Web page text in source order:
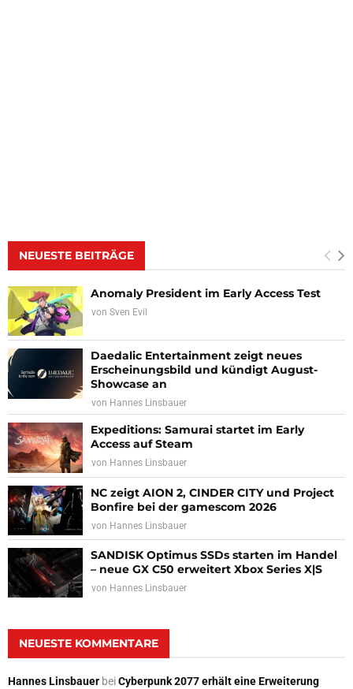
NEUESTE BEITRÄGE
Anomaly President im Early Access Test
von Sven Evil
Daedalic Entertainment zeigt neues
Erscheinungsbild und kündigt August-
Showcase an
von Hannes Linsbauer
Expeditions: Samurai startet im Early
Access auf Steam
von Hannes Linsbauer
NC zeigt AION 2, CINDER CITY und Project
Bonfire bei der gamescom 2026
von Hannes Linsbauer
SANDISK Optimus SSDs starten im Handel
– neue GX C50 erweitert Xbox Series X|S
von Hannes Linsbauer
NEUESTE KOMMENTARE
Hannes Linsbauer beiCyberpunk 2077 erhält eine Erweiterung